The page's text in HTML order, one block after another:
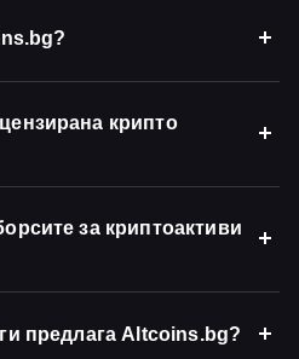
крипто
за криптоактиви
предлага Altcoins.bg?